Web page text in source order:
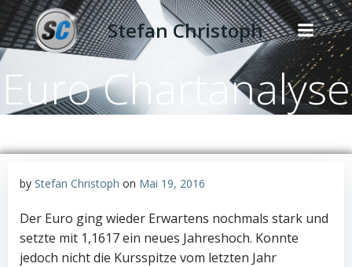
Zum
Inhalt
springen
Stefan Christoph
Euro Chartanalyse
by Stefan Christoph on Mai 19, 2016
Der Euro ging wieder Erwartens nochmals stark und
setzte mit 1,1617 ein neues Jahreshoch. Konnte
jedoch nicht die Kursspitze vom letzten Jahr